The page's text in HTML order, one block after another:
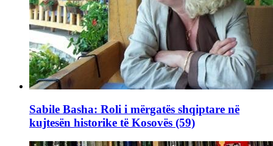
Sabile Basha: Roli i mërgatës shqiptare në
kujtesën historike të Kosovës (59)